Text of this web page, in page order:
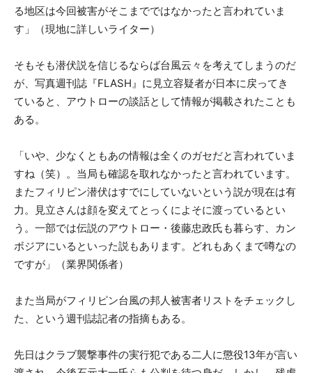
る地区は今回被害がそこまでではなかったと言われていま
す」（現地に詳しいライター）
そもそも潜伏説を信じるならば台風云々を考えてしまうのだ
が、写真週刊誌『FLASH』に見立容疑者が日本に戻ってき
ていると、アウトローの談話として情報が掲載されたことも
ある。
「いや、少なくともあの情報は全くのガセだと言われていま
すね（笑）。当局も確認を取れなかったと言われています。
またフィリピン潜伏はすでにしていないという説が現在は有
力。見立さんは顔を変えてとっくによそに渡っているとい
う。一部では伝説のアウトロー・後藤忠政氏も暮らす、カン
ボジアにいるといった説もあります。どれもあくまで噂なの
ですが」（業界関係者）
また当局がフィリピン台風の邦人被害者リストをチェックし
た、という週刊誌記者の指摘もある。
先日はクラブ襲撃事件の実行犯である二人に懲役13年が言い